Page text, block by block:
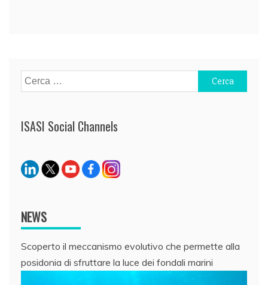
Ricerca
per:
ISASI Social Channels
NEWS
Scoperto il meccanismo evolutivo che permette alla
posidonia di sfruttare la luce dei fondali marini